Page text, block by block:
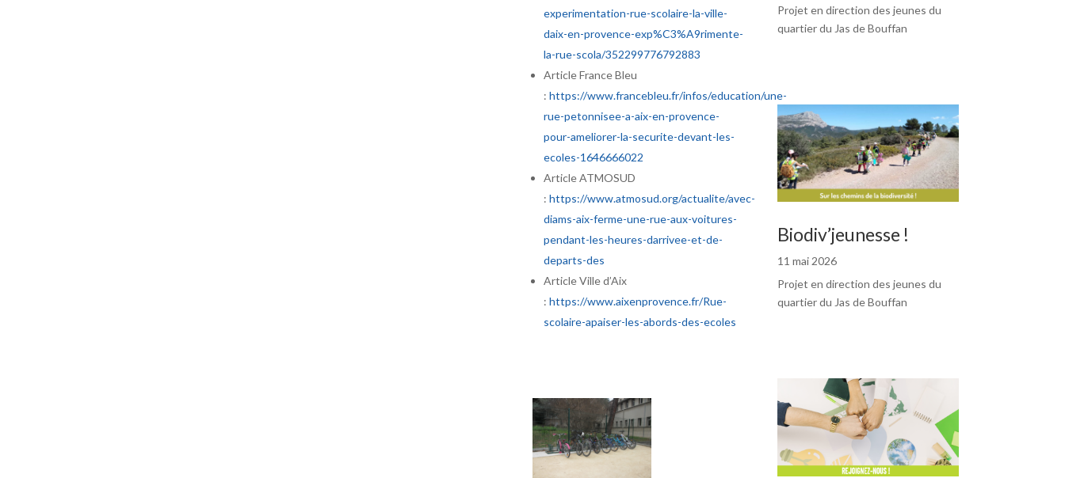
experimentation-rue-scolaire-la-ville-
daix-en-provence-exp%C3%A9rimente-
la-rue-scola/352299776792883
Article France Bleu
: https://www.francebleu.fr/infos/education/une-
rue-petonnisee-a-aix-en-provence-
pour-ameliorer-la-securite-devant-les-
ecoles-1646666022
Article ATMOSUD
: https://www.atmosud.org/actualite/avec-
diams-aix-ferme-une-rue-aux-voitures-
pendant-les-heures-darrivee-et-de-
departs-des
Article Ville d’Aix
: https://www.aixenprovence.fr/Rue-
scolaire-apaiser-les-abords-des-ecoles
Projet en direction des jeunes du
quartier du Jas de Bouffan
Biodiv’jeunesse !
11 mai 2026
Projet en direction des jeunes du
quartier du Jas de Bouffan